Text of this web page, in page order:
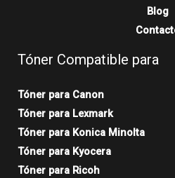
Blog
Tóner Compatible para
Tóner para Canon
Tóner para Lexmark
Tóner para Konica Minolta
Tóner para Kyocera
Tóner para Ricoh